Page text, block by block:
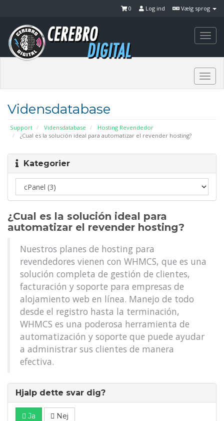
Vælg sprog
Log ind
0
Vidensdatabase
Support Vidensdatabase
Hosting Revendedor
¿Cual es la solución ideal para automatizar el revender hosting?
Kategorier
¿Cual es la solución ideal para
automatizar el revender hosting?
Nuestros planes de hosting para
revendedores vienen con WHMCS, que es una
solución completa de gestión de clientes,
facturación y soporte para empresas de
alojamiento web en línea. Manejo de todo
desde el registro hasta la terminación,
WHMCS es una poderosa herramienta de
automatización y soporte que puede ayudar
a administrar sus clientes de manera
efectiva.
Hjalp dette svar dig?
Ja Nej